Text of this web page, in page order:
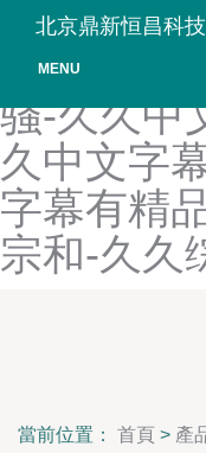
久久越九
久这里只
骚-久久中
久中文字
字幕有精
宗和-久久
北京鼎新恒昌科
MENU
當前位置： 首頁 > 產